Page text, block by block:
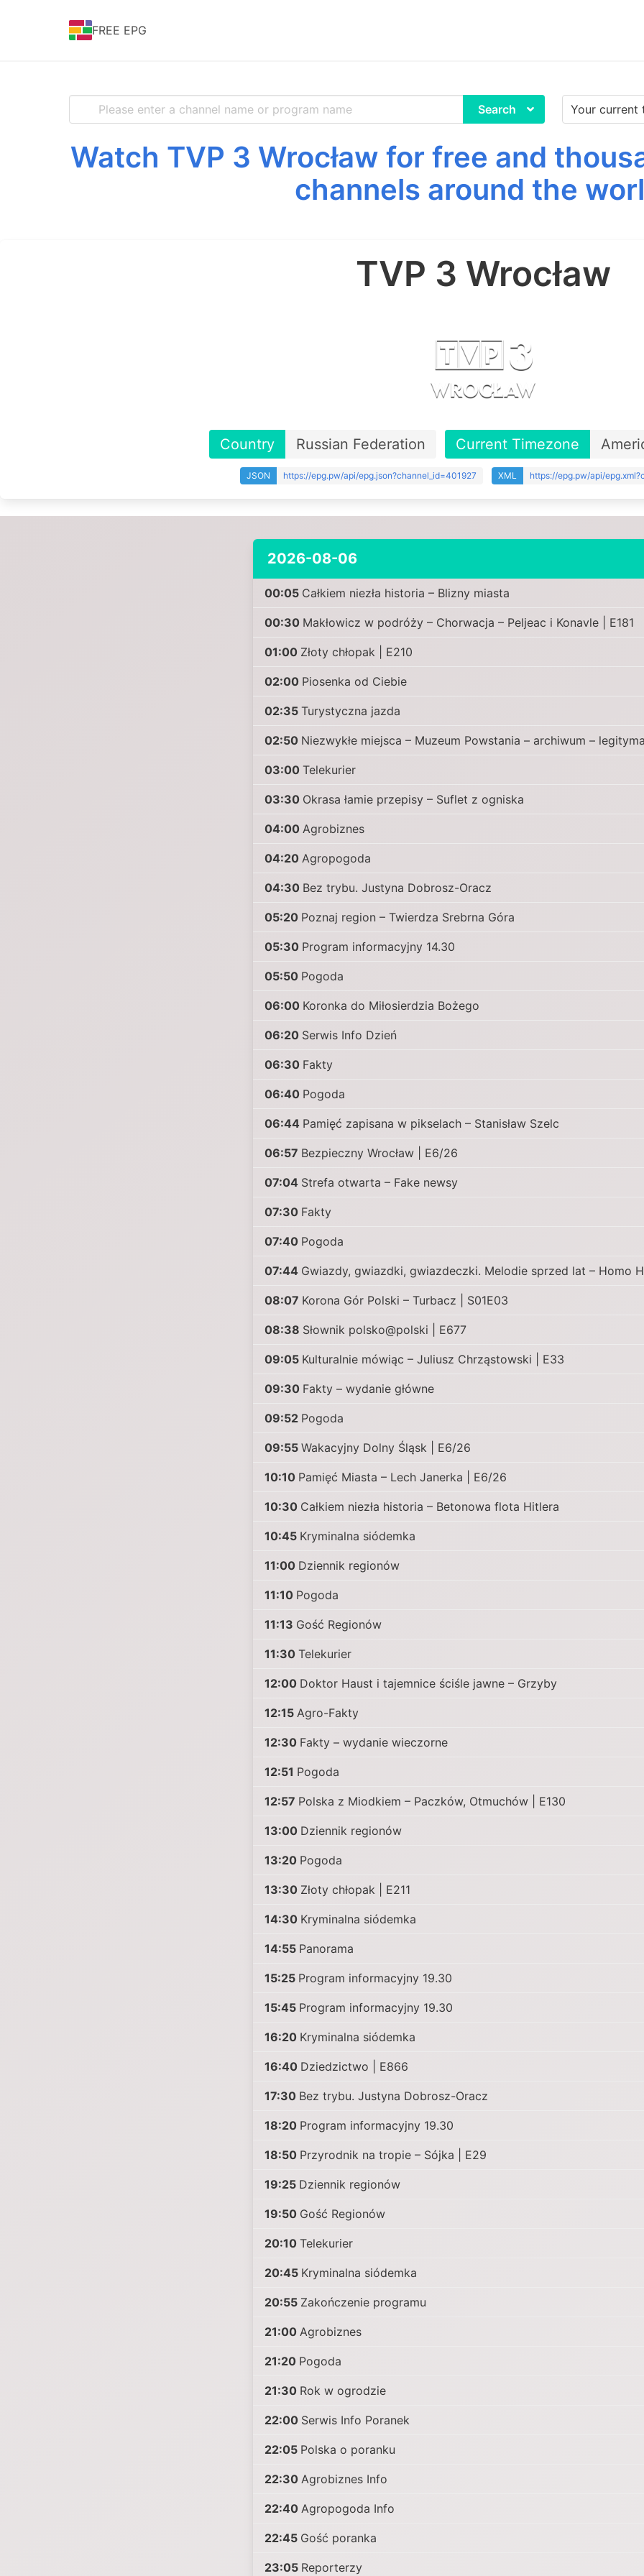
FREE EPG
Search
Watch TVP 3 Wrocław for free and
channels around the
TVP 3 Wrocław
Country Russian Federation Current Timezone
JSON https://epg.pw/api/epg.json?channel_id=401927 XML https://epg.pw/api/
2026-08-06
00:05 Całkiem niezła historia – Blizny miasta
00:30 Makłowicz w podróży – Chorwacja – Peljeac i Konavle | E181
01:00 Złoty chłopak | E210
02:00 Piosenka od Ciebie
02:35 Turystyczna jazda
02:50 Niezwykłe miejsca – Muzeum Powstania – archiwum –
03:00 Telekurier
03:30 Okrasa łamie przepisy – Suflet z ogniska
04:00 Agrobiznes
04:20 Agropogoda
04:30 Bez trybu. Justyna Dobrosz-Oracz
05:20 Poznaj region – Twierdza Srebrna Góra
05:30 Program informacyjny 14.30
05:50 Pogoda
06:00 Koronka do Miłosierdzia Bożego
06:20 Serwis Info Dzień
06:30 Fakty
06:40 Pogoda
06:44 Pamięć zapisana w pikselach – Stanisław Szelc
06:57 Bezpieczny Wrocław | E6/26
07:04 Strefa otwarta – Fake newsy
07:30 Fakty
07:40 Pogoda
07:44 Gwiazdy, gwiazdki, gwiazdeczki. Melodie sprzed lat – Homo
08:07 Korona Gór Polski – Turbacz | S01E03
08:38 Słownik polsko@polski | E677
09:05 Kulturalnie mówiąc – Juliusz Chrząstowski | E33
09:30 Fakty – wydanie główne
09:52 Pogoda
09:55 Wakacyjny Dolny Śląsk | E6/26
10:10 Pamięć Miasta – Lech Janerka | E6/26
10:30 Całkiem niezła historia – Betonowa flota Hitlera
10:45 Kryminalna siódemka
11:00 Dziennik regionów
11:10 Pogoda
11:13 Gość Regionów
11:30 Telekurier
12:00 Doktor Haust i tajemnice ściśle jawne – Grzyby
12:15 Agro-Fakty
12:30 Fakty – wydanie wieczorne
12:51 Pogoda
12:57 Polska z Miodkiem – Paczków, Otmuchów | E130
13:00 Dziennik regionów
13:20 Pogoda
13:30 Złoty chłopak | E211
14:30 Kryminalna siódemka
14:55 Panorama
15:25 Program informacyjny 19.30
15:45 Program informacyjny 19.30
16:20 Kryminalna siódemka
16:40 Dziedzictwo | E866
17:30 Bez trybu. Justyna Dobrosz-Oracz
18:20 Program informacyjny 19.30
18:50 Przyrodnik na tropie – Sójka | E29
19:25 Dziennik regionów
19:50 Gość Regionów
20:10 Telekurier
20:45 Kryminalna siódemka
20:55 Zakończenie programu
21:00 Agrobiznes
21:20 Pogoda
21:30 Rok w ogrodzie
22:00 Serwis Info Poranek
22:05 Polska o poranku
22:30 Agrobiznes Info
22:40 Agropogoda Info
22:45 Gość poranka
23:05 Reporterzy